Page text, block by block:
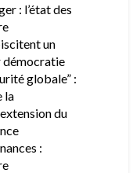
: l’état des
un
démocratie
globale” :
la
du
: